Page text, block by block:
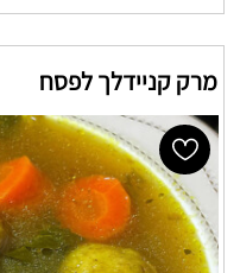
מרק קניידלך לפסח